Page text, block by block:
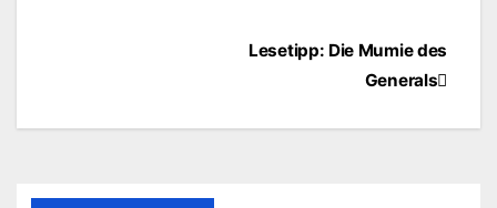
BeitragsnavigationLesetipp: Die Mumie des
Generals